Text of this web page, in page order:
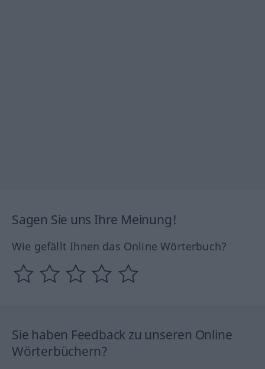
Sagen Sie uns Ihre Meinung!
Wie gefällt Ihnen das Online Wörterbuch?
Sie haben Feedback zu unseren Online
Wörterbüchern?